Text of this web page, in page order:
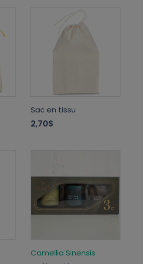
Sac en tissu
2,70$
Camellia Sinensis